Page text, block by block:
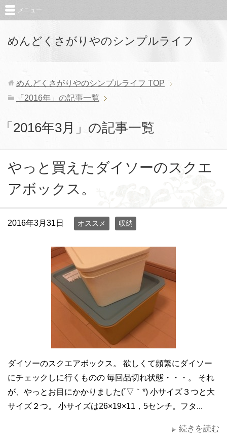
めんどくさがりやのシンプルライフ
メニュー
めんどくさがりやのシンプルライフ TOP
「2016年」の記事一覧
「2016年3月」の記事一覧
やっと買えたダイソーのスクエ
アボックス。
2016年3月31日 オススメ 収納
ダイソーのスクエアボックス。 欲しくて頻繁にダイソー
にチェックしに行くものの 毎回品切れ状態・・・。 それ
が、やっとお目にかかりました(´▽｀*) 小サイズ３つと大
サイズ２つ。 小サイズは26×19×11，5センチ。フタ...
続きを読む